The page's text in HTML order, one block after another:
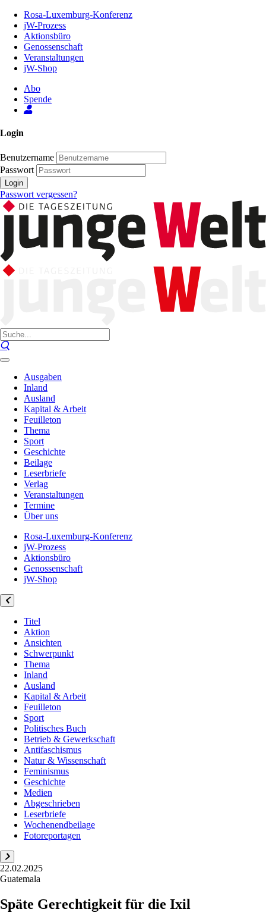
Inhalt
Seite
Rosa-Luxemburg-Konferenz
jW-Prozess
Aktionsbüro
Genossenschaft
Veranstaltungen
jW-Shop
Abo
Spende
Login
Benutzername
Passwort
Login
Passwort vergessen?
Ausgaben
Inland
Ausland
Kapital & Arbeit
Feuilleton
Thema
Sport
Geschichte
Beilage
Leserbriefe
Verlag
Veranstaltungen
Termine
Über uns
Rosa-Luxemburg-Konferenz
jW-Prozess
Aktionsbüro
Genossenschaft
jW-Shop
Titel
Aktion
Ansichten
Schwerpunkt
Thema
Inland
Ausland
Kapital & Arbeit
Feuilleton
Sport
Politisches Buch
Betrieb & Gewerkschaft
Antifaschismus
Natur & Wissenschaft
Feminismus
Geschichte
Medien
Abgeschrieben
Leserbriefe
Wochenendbeilage
Fotoreportagen
22.02.2025
Guatemala
Späte Gerechtigkeit für die Ixil